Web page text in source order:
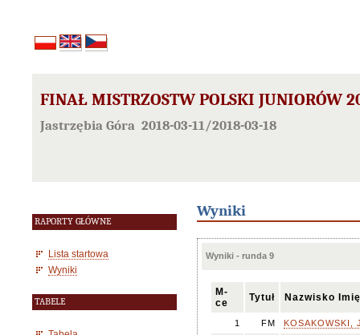
FINAŁ MISTRZOSTW POLSKI JUNIORÓW
Jastrzębia Góra 2018-03-11/2018-03-18
RAPORTY GŁÓWNE
Lista startowa
Wyniki
TABELE
Wyniki
Wyniki - runda 9
M-
ce
Tytuł Nazwisko Imię
1 FM
KOSAKOWSKI,